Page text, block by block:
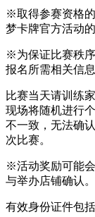
※取得参赛资格
梦卡牌官方活动
※为保证比赛秩
报名所需相关信息
比赛当天请训练
现场将随机进行
不一致，无法确
次比赛。
※活动奖励可能
与举办店铺确认。
有效身份证件包括